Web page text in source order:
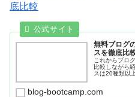
底比較
無料ブログ
スを徹底比
これからブロ
比較しながら
スは20種類以
blog-bootcamp.com